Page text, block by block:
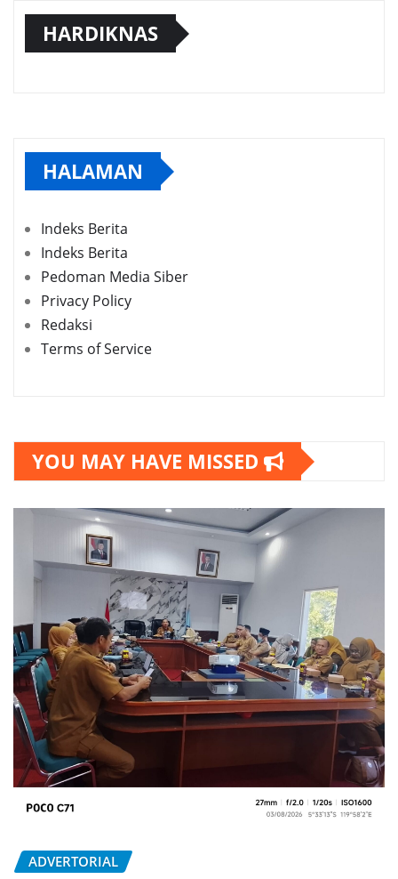
HARDIKNAS
HALAMAN
Indeks Berita
Indeks Berita
Pedoman Media Siber
Privacy Policy
Redaksi
Terms of Service
YOU MAY HAVE MISSED
ADVERTORIAL